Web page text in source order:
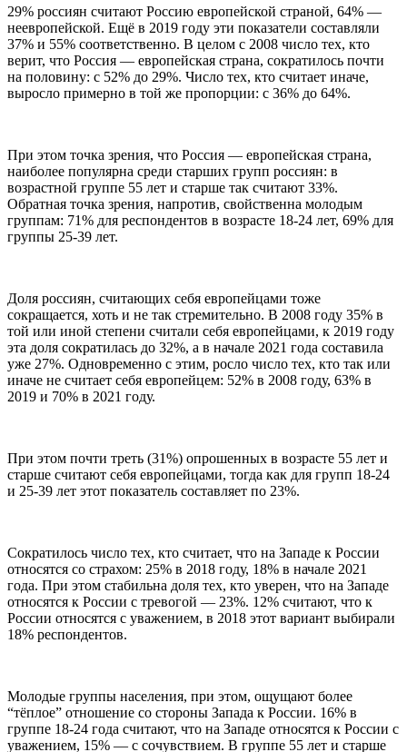
29% россиян считают Россию европейской страной, 64% —
неевропейской. Ещё в 2019 году эти показатели составляли
37% и 55% соответственно. В целом с 2008 число тех, кто
верит, что Россия — европейская страна, сократилось почти
на половину: с 52% до 29%. Число тех, кто считает иначе,
выросло примерно в той же пропорции: с 36% до 64%.
При этом точка зрения, что Россия — европейская страна,
наиболее популярна среди старших групп россиян: в
возрастной группе 55 лет и старше так считают 33%.
Обратная точка зрения, напротив, свойственна молодым
группам: 71% для респондентов в возрасте 18-24 лет, 69% для
группы 25-39 лет.
Доля россиян, считающих себя европейцами тоже
сокращается, хоть и не так стремительно. В 2008 году 35% в
той или иной степени считали себя европейцами, к 2019 году
эта доля сократилась до 32%, а в начале 2021 года составила
уже 27%. Одновременно с этим, росло число тех, кто так или
иначе не считает себя европейцем: 52% в 2008 году, 63% в
2019 и 70% в 2021 году.
При этом почти треть (31%) опрошенных в возрасте 55 лет и
старше считают себя европейцами, тогда как для групп 18-24
и 25-39 лет этот показатель составляет по 23%.
Сократилось число тех, кто считает, что на Западе к России
относятся со страхом: 25% в 2018 году, 18% в начале 2021
года. При этом стабильна доля тех, кто уверен, что на Западе
относятся к России с тревогой — 23%. 12% считают, что к
России относятся с уважением, в 2018 этот вариант выбирали
18% респондентов.
Молодые группы населения, при этом, ощущают более
“тёплое” отношение со стороны Запада к России. 16% в
группе 18-24 года считают, что на Западе относятся к России с
уважением, 15% — с сочувствием. В группе 55 лет и старше